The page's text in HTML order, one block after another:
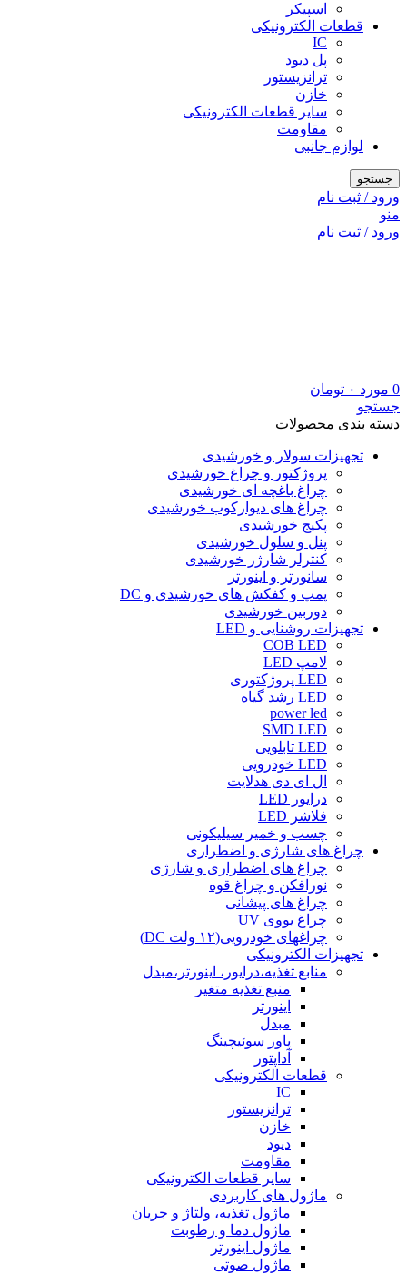
اسپیکر
قطعات الکترونیکی
IC
پل دیود
ترانزیستور
خازن
سایر قطعات الکترونیکی
مقاومت
لوازم جانبی
جستجو
ورود / ثبت نام
منو
ورود / ثبت نام
0 مورد ۰ تومان
جستجو
دسته بندی محصولات
تجهیزات سولار و خورشیدی
پروژکتور و چراغ خورشیدی
چراغ باغچه ای خورشیدی
چراغ های دیوارکوب خورشیدی
پکیج خورشیدی
پنل و سلول خورشیدی
کنترلر شارژر خورشیدی
سانورتر و اینورتر
پمپ و کفکش های خورشیدی و DC
دوربین خورشیدی
تجهیزات روشنایی و LED
COB LED
لامپ LED
LED پروژکتوری
LED رشد گیاه
power led
SMD LED
LED تابلویی
LED خودرویی
ال ای دی هدلایت
درایور LED
فلاشر LED
چسب و خمیر سیلیکونی
چراغ های شارژی و اضطراری
چراغ های اضطراری و شارژی
نورافکن و چراغ قوه
چراغ های پیشانی
چراغ یووی UV
چراغهای خودرویی(۱۲ ولت DC)
تجهیزات الکترونیکی
منابع تغذیه،درایور، اینورتر،مبدل
منبع تغذیه متغیر
اینورتر
مبدل
پاور سوئیچینگ
آداپتور
قطعات الکترونیکی
IC
ترانزیستور
خازن
دیود
مقاومت
سایر قطعات الکترونیکی
ماژول های کاربردی
ماژول تغذیه، ولتاژ و جریان
ماژول دما و رطوبت
ماژول اینورتر
ماژول صوتی